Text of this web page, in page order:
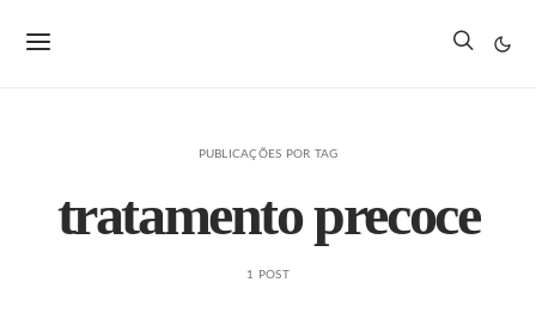
PUBLICAÇÕES POR TAG
tratamento precoce
1 POST